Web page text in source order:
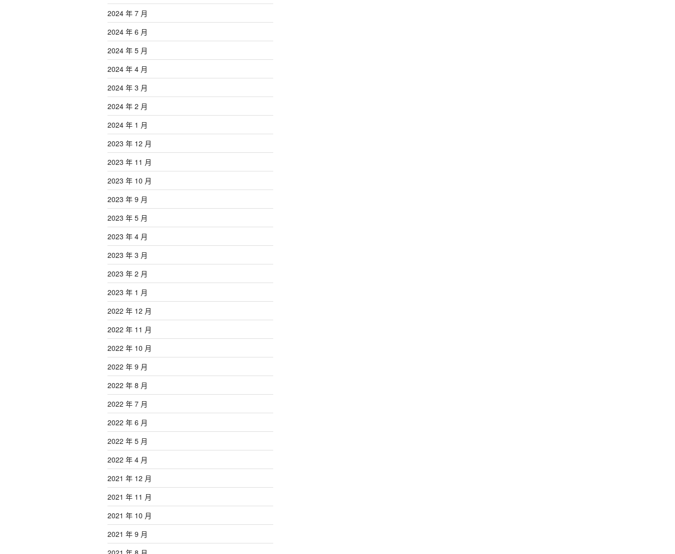
2024 年 7 月
2024 年 6 月
2024 年 5 月
2024 年 4 月
2024 年 3 月
2024 年 2 月
2024 年 1 月
2023 年 12 月
2023 年 11 月
2023 年 10 月
2023 年 9 月
2023 年 5 月
2023 年 4 月
2023 年 3 月
2023 年 2 月
2023 年 1 月
2022 年 12 月
2022 年 11 月
2022 年 10 月
2022 年 9 月
2022 年 8 月
2022 年 7 月
2022 年 6 月
2022 年 5 月
2022 年 4 月
2021 年 12 月
2021 年 11 月
2021 年 10 月
2021 年 9 月